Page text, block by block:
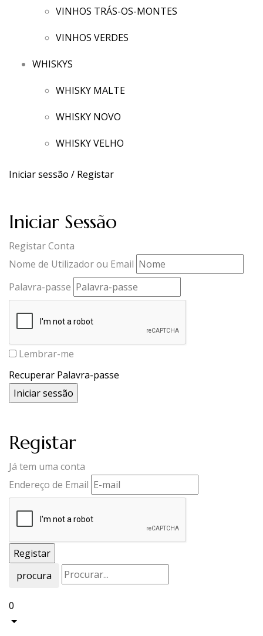
VINHOS TRÁS-OS-MONTES
VINHOS VERDES
WHISKYS
WHISKY MALTE
WHISKY NOVO
WHISKY VELHO
Iniciar sessão / Registar
Iniciar Sessão
Registar Conta
Nome de Utilizador ou Email
Palavra-passe
Lembrar-me
Recuperar Palavra-passe
Registar
Já tem uma conta
Endereço de Email
procura
0